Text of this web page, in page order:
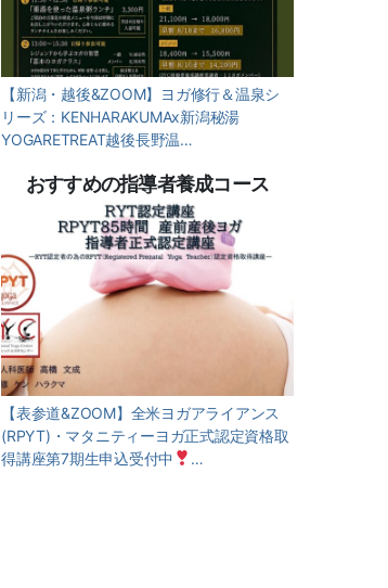
【新潟・越後&ZOOM】ヨガ修行＆温泉シ
リーズ：KENHARAKUMAx新潟秘湯
YOGARETREAT越後長野温…
おすすめの指導者養成コース
【表参道&ZOOM】全米ヨガアライアンス
(RPYT)・マタニティーヨガ正式認定資格取
得講座第7期生申込受付中
…